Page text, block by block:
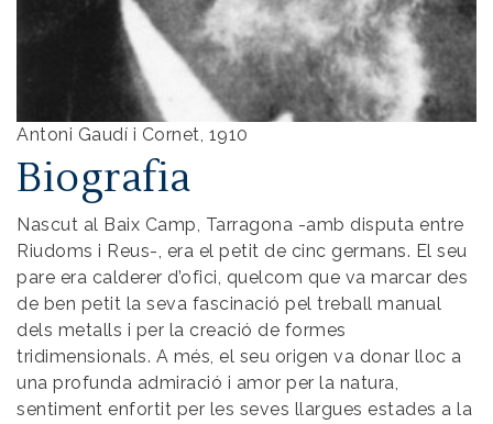
Antoni Gaudí i Cornet, 1910
Biografia
Nascut al Baix Camp, Tarragona -amb disputa entre
Riudoms i Reus-, era el petit de cinc germans. El seu
pare era calderer d’ofici, quelcom que va marcar des
de ben petit la seva fascinació pel treball manual
dels metalls i per la creació de formes
tridimensionals. A més, el seu origen va donar lloc a
una profunda admiració i amor per la natura,
sentiment enfortit per les seves llargues estades a la